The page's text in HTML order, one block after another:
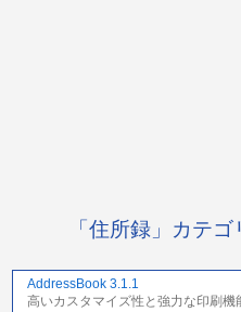
「住所録」カテ
AddressBook 3.1.1
高いカスタマイズ性と強力な印刷機